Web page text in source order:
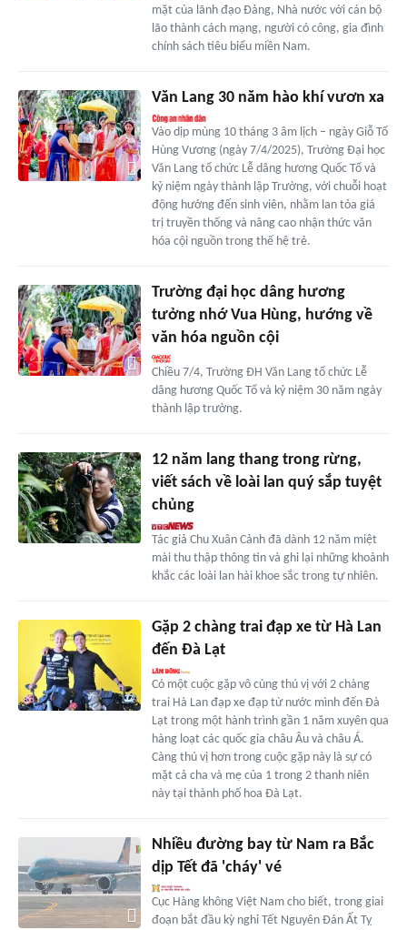
mặt của lãnh đạo Đảng, Nhà nước với cán bộ
lão thành cách mạng, người có công, gia đình
chính sách tiêu biểu miền Nam.
Văn Lang 30 năm hào khí vươn xa
Vào dịp mùng 10 tháng 3 âm lịch – ngày Giỗ Tổ
Hùng Vương (ngày 7/4/2025), Trường Đại học
Văn Lang tổ chức Lễ dâng hương Quốc Tổ và
kỷ niệm ngày thành lập Trường, với chuỗi hoạt
động hướng đến sinh viên, nhằm lan tỏa giá
trị truyền thống và nâng cao nhận thức văn
hóa cội nguồn trong thế hệ trẻ.
Trường đại học dâng hương
tưởng nhớ Vua Hùng, hướng về
văn hóa nguồn cội
Chiều 7/4, Trường ĐH Văn Lang tổ chức Lễ
dâng hương Quốc Tổ và kỷ niệm 30 năm ngày
thành lập trường.
12 năm lang thang trong rừng,
viết sách về loài lan quý sắp tuyệt
chủng
Tác giả Chu Xuân Cảnh đã dành 12 năm miệt
mài thu thập thông tin và ghi lại những khoảnh
khắc các loài lan hài khoe sắc trong tự nhiên.
Gặp 2 chàng trai đạp xe từ Hà Lan
đến Đà Lạt
Có một cuộc gặp vô cùng thú vị với 2 chàng
trai Hà Lan đạp xe đạp từ nước mình đến Đà
Lạt trong một hành trình gần 1 năm xuyên qua
hàng loạt các quốc gia châu Âu và châu Á.
Càng thú vị hơn trong cuộc gặp này là sự có
mặt cả cha và mẹ của 1 trong 2 thanh niên
này tại thành phố hoa Đà Lạt.
Nhiều đường bay từ Nam ra Bắc
dịp Tết đã 'cháy' vé
Cục Hàng không Việt Nam cho biết, trong giai
đoạn bắt đầu kỳ nghỉ Tết Nguyên Đán Ất Tỵ